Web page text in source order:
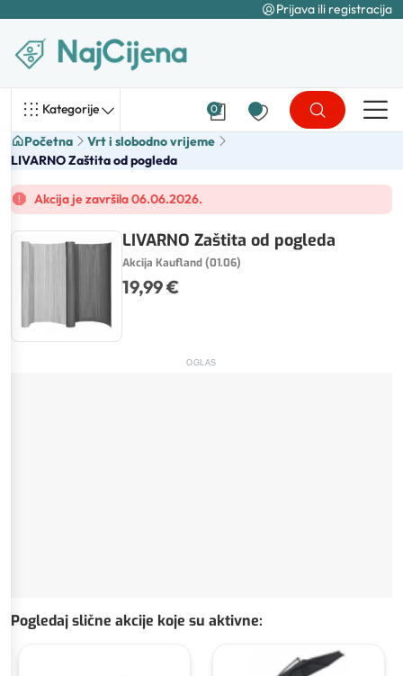
Prijava ili registracija
Kategorije 0
Početna
Vrt i slobodno vrijeme
LIVARNO Zaštita od pogleda
Akcija je završila 06.06.2026.
LIVARNO Zaštita od pogleda
Akcija Kaufland (01.06)
19,99 €
OGLAS
Pogledaj slične akcije koje su aktivne: